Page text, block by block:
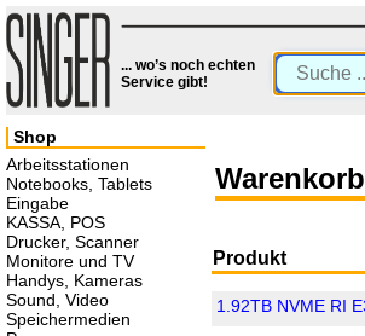
... wo’s noch echten
Service gibt!
Warenkorb
Produkt
1.92TB NVME RI
Shop
Arbeitsstationen
Notebooks, Tablets
Eingabe
KASSA, POS
Drucker, Scanner
Monitore und TV
Handys, Kameras
Sound, Video
Speichermedien